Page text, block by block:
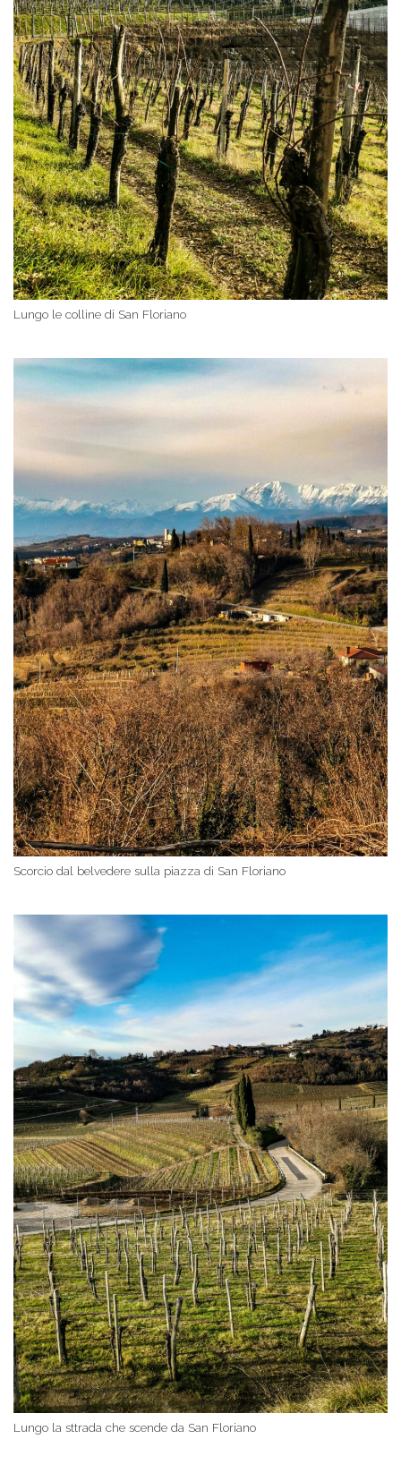
Lungo le colline di San Floriano
Scorcio dal belvedere sulla piazza di San Floriano
Lungo la sttrada che scende da San Floriano